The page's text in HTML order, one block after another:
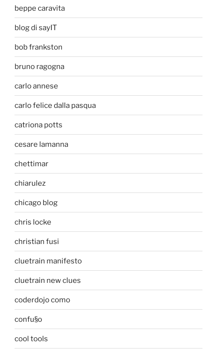
beppe caravita
blog di sayIT
bob frankston
bruno ragogna
carlo annese
carlo felice dalla pasqua
catriona potts
cesare lamanna
chettimar
chiarulez
chicago blog
chris locke
christian fusi
cluetrain manifesto
cluetrain new clues
coderdojo como
confu§o
cool tools